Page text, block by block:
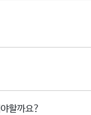
할까요?